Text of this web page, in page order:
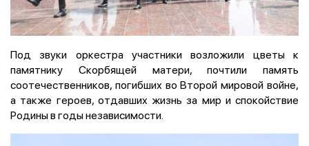
Под звуки оркестра участники возложили цветы к
памятнику Скорбящей матери, почтили память
соотечественников, погибших во Второй мировой войне,
а также героев, отдавших жизнь за мир и спокойствие
Родины в годы независимости.